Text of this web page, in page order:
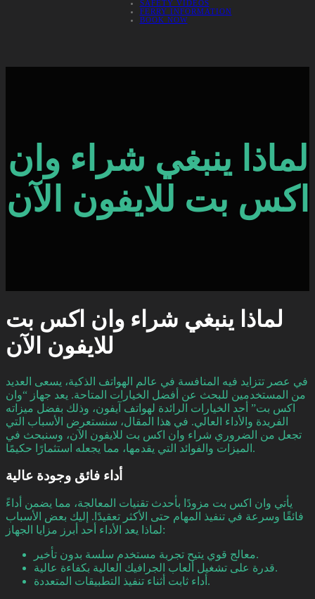
SAFETY VIDEOS
FERRY INFORMATION
BOOK NOW
لماذا ينبغي شراء وان
اكس بت للايفون الآن
لماذا ينبغي شراء وان اكس بت
للايفون الآن
في عصر تتزايد فيه المنافسة في عالم الهواتف الذكية، يسعى العديد
من المستخدمين للبحث عن أفضل الخيارات المتاحة. يعد جهاز “وان
اكس بت” أحد الخيارات الرائدة لهواتف آيفون، وذلك بفضل ميزاته
الفريدة والأداء العالي. في هذا المقال، سنستعرض الأسباب التي
تجعل من الضروري شراء وان اكس بت للايفون الآن، وسنبحث في
الميزات والفوائد التي يقدمها، مما يجعله استثمارًا حكيمًا.
أداء فائق وجودة عالية
يأتي وان اكس بت مزودًا بأحدث تقنيات المعالجة، مما يضمن أداءً
فائقًا وسرعة في تنفيذ المهام حتى الأكثر تعقيدًا. إليك بعض الأسباب
لماذا يعد الأداء أحد أبرز مزايا الجهاز:
معالج قوي يتيح تجربة مستخدم سلسة بدون تأخير.
قدرة على تشغيل ألعاب الجرافيك العالية بكفاءة عالية.
أداء ثابت أثناء تنفيذ التطبيقات المتعددة.